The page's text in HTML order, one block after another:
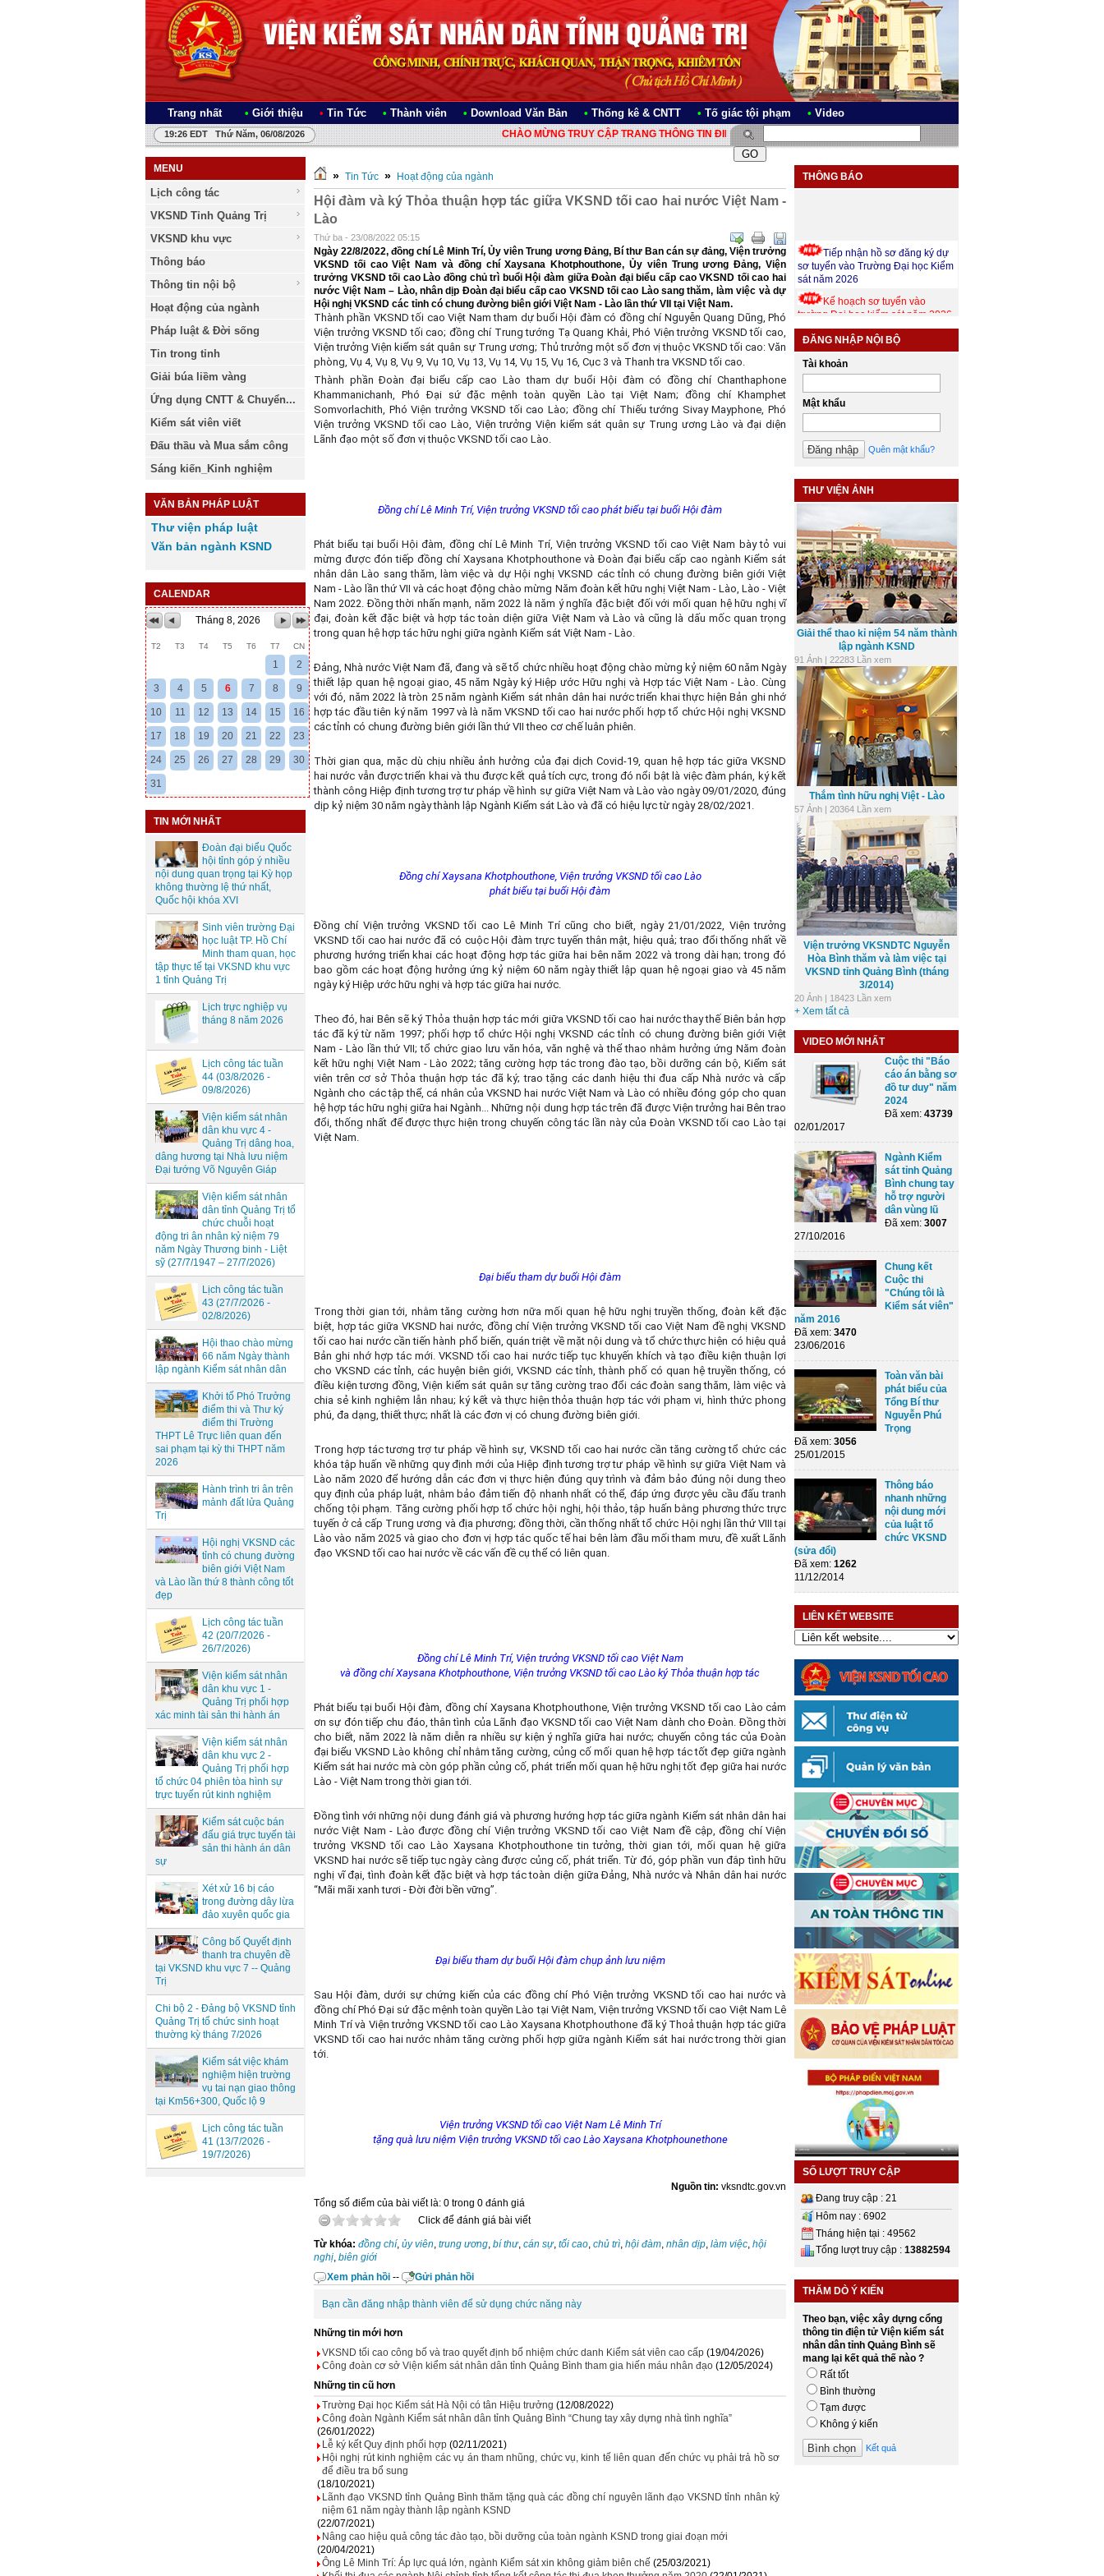
Trang nhất • Giới thiệu • Tin Tức • Thành viên • Download Văn Bản • Thống kê & CNTT • Tố giác tội phạm • Video
19:26 EDT Thứ Năm, 06/08/2026 CHÀO MỪNG TRUY CẬP TRANG THÔNG TIN ĐIỆN TỬ VIỆN KIỂM SÁT NHÂN DÂN TỈNH QUẢNG TRỊ
MENU
Lịch công tác
VKSND Tỉnh Quảng Trị
VKSND khu vực
Thông báo
Thông tin nội bộ
Hoạt động của ngành
Pháp luật & Đời sống
Tin trong tỉnh
Giải búa liềm vàng
Ứng dụng CNTT & Chuyển...
Kiểm sát viên viết
Đấu thầu và Mua sắm công
Sáng kiến_Kinh nghiệm
VĂN BẢN PHÁP LUẬT
Thư viện pháp luật
Văn bản ngành KSND
CALENDAR
Tháng 8, 2026
T2 T3 T4 T5 T6 T7 CN
1 2
3 4 5 6 7 8 9
10 11 12 13 14 15 16
17 18 19 20 21 22 23
24 25 26 27 28 29 30
31
TIN MỚI NHẤT
Đoàn đại biểu Quốc
hội tỉnh góp ý nhiều
nội dung quan trọng tại Kỳ họp
không thường lệ thứ nhất,
Quốc hội khóa XVI
Sinh viên trường Đại
học luật TP. Hồ Chí
Minh tham quan, học
tập thực tế tại VKSND khu vực
1 tỉnh Quảng Trị
Lịch trực nghiệp vụ
tháng 8 năm 2026
Lịch công tác tuần
44 (03/8/2026 -
09/8/2026)
Viện kiểm sát nhân
dân khu vực 4 -
Quảng Trị dâng hoa,
dâng hương tại Nhà lưu niệm
Đại tướng Võ Nguyên Giáp
Viện kiểm sát nhân
dân tỉnh Quảng Trị tổ
chức chuỗi hoạt
động tri ân nhân kỷ niệm 79
năm Ngày Thương binh - Liệt
sỹ (27/7/1947 – 27/7/2026)
Lịch công tác tuần
43 (27/7/2026 -
02/8/2026)
Hội thao chào mừng
66 năm Ngày thành
lập ngành Kiểm sát nhân dân
Khởi tố Phó Trưởng
điểm thi và Thư ký
điểm thi Trường
THPT Lê Trực liên quan đến
sai phạm tại kỳ thi THPT năm
2026
Hành trình tri ân trên
mảnh đất lửa Quảng
Trị
Hội nghị VKSND các
tỉnh có chung đường
biên giới Việt Nam
và Lào lần thứ 8 thành công tốt
đẹp
Lịch công tác tuần
42 (20/7/2026 -
26/7/2026)
Viện kiểm sát nhân
dân khu vực 1 -
Quảng Trị phối hợp
xác minh tài sản thi hành án
Viện kiểm sát nhân
dân khu vực 2 -
Quảng Trị phối hợp
tổ chức 04 phiên tòa hình sự
trực tuyến rút kinh nghiệm
Kiểm sát cuộc bán
đấu giá trực tuyến tài
sản thi hành án dân
sự
Xét xử 16 bị cáo
trong đường dây lừa
đảo xuyên quốc gia
Công bố Quyết định
thanh tra chuyên đề
tại VKSND khu vực 7 -- Quảng
Trị
Chi bộ 2 - Đảng bộ VKSND tỉnh
Quảng Trị tổ chức sinh hoạt
thường kỳ tháng 7/2026
Kiểm sát việc khám
nghiệm hiện trường
vụ tai nạn giao thông
tại Km56+300, Quốc lộ 9
Lịch công tác tuần
41 (13/7/2026 -
19/7/2026)
» Tin Tức » Hoạt động của ngành
Hội đàm và ký Thỏa thuận hợp tác giữa VKSND tối cao hai nước Việt Nam -
Lào
Thứ ba - 23/08/2022 05:15
Ngày 22/8/2022, đồng chí Lê Minh Trí, Ủy viên Trung ương Đảng, Bí thư Ban cán sự đảng, Viện trưởng
VKSND tối cao Việt Nam và đồng chí Xaysana Khotphouthone, Ủy viên Trung ương Đảng, Viện
trưởng VKSND tối cao Lào đồng chủ trì buổi Hội đàm giữa Đoàn đại biểu cấp cao VKSND tối cao hai
nước Việt Nam – Lào, nhân dịp Đoàn đại biểu cấp cao VKSND tối cao Lào sang thăm, làm việc và dự
Hội nghị VKSND các tỉnh có chung đường biên giới Việt Nam - Lào lần thứ VII tại Việt Nam.
Thành phần VKSND tối cao Việt Nam tham dự buổi Hội đàm có đồng chí Nguyễn Quang Dũng, Phó
Viện trưởng VKSND tối cao; đồng chí Trung tướng Tạ Quang Khải, Phó Viện trưởng VKSND tối cao,
Viện trưởng Viện kiểm sát quân sự Trung ương; Thủ trưởng một số đơn vị thuộc VKSND tối cao: Văn
phòng, Vụ 4, Vụ 8, Vụ 9, Vụ 10, Vụ 13, Vụ 14, Vụ 15, Vụ 16, Cục 3 và Thanh tra VKSND tối cao.
Thành phần Đoàn đại biểu cấp cao Lào tham dự buổi Hội đàm có đồng chí Chanthaphone
Khammanichanh, Phó Đại sứ đặc mệnh toàn quyền Lào tại Việt Nam; đồng chí Khamphet
Somvorlachith, Phó Viện trưởng VKSND tối cao Lào; đồng chí Thiếu tướng Sivay Mayphone, Phó
Viện trưởng VKSND tối cao Lào, Viện trưởng Viện kiểm sát quân sự Trung ương Lào và đại diện
Lãnh đạo một số đơn vị thuộc VKSND tối cao Lào.
Đồng chí Lê Minh Trí, Viện trưởng VKSND tối cao phát biểu tại buổi Hội đàm
Phát biểu tại buổi Hội đàm, đồng chí Lê Minh Trí, Viện trưởng VKSND tối cao Việt Nam bày tỏ vui
mừng được đón tiếp đồng chí Xaysana Khotphouthone và Đoàn đại biểu cấp cao ngành Kiểm sát
nhân dân Lào sang thăm, làm việc và dự Hội nghị VKSND các tỉnh có chung đường biên giới Việt
Nam - Lào lần thứ VII và các hoạt động chào mừng Năm đoàn kết hữu nghị Việt Nam - Lào, Lào - Việt
Nam 2022. Đồng thời nhấn mạnh, năm 2022 là năm ý nghĩa đặc biệt đối với mối quan hệ hữu nghị vĩ
đại, đoàn kết đặc biệt và hợp tác toàn diện giữa Việt Nam và Lào và cũng là dấu mốc quan trọng
trong quan hệ hợp tác hữu nghị giữa ngành Kiểm sát Việt Nam - Lào.
Đảng, Nhà nước Việt Nam đã, đang và sẽ tổ chức nhiều hoạt động chào mừng kỷ niệm 60 năm Ngày
thiết lập quan hệ ngoại giao, 45 năm Ngày ký Hiệp ước Hữu nghị và Hợp tác Việt Nam - Lào. Cùng
với đó, năm 2022 là tròn 25 năm ngành Kiểm sát nhân dân hai nước triển khai thực hiện Bản ghi nhớ
hợp tác đầu tiên ký năm 1997 và là năm VKSND tối cao hai nước phối hợp tổ chức Hội nghị VKSND
các tỉnh có chung đường biên giới lần thứ VII theo cơ chế luân phiên.
Thời gian qua, mặc dù chịu nhiều ảnh hưởng của đại dịch Covid-19, quan hệ hợp tác giữa VKSND
hai nước vẫn được triển khai và thu được kết quả tích cực, trong đó nổi bật là việc đàm phán, ký kết
thành công Hiệp định tương trợ tư pháp về hình sự giữa Việt Nam và Lào vào ngày 09/01/2020, đúng
dịp kỷ niệm 30 năm ngày thành lập Ngành Kiểm sát Lào và đã có hiệu lực từ ngày 28/02/2021.
Đồng chí Xaysana Khotphouthone, Viện trưởng VKSND tối cao Lào
phát biểu tại buổi Hội đàm
Đồng chí Viện trưởng VKSND tối cao Lê Minh Trí cũng cho biết, ngày 21/01/2022, Viện trưởng
VKSND tối cao hai nước đã có cuộc Hội đàm trực tuyến thân mật, hiệu quả; trao đổi thống nhất về
phương hướng triển khai các hoạt động hợp tác giữa hai bên năm 2022 và trong dài hạn; trong đó
bao gồm các hoạt động hưởng ứng kỷ niệm 60 năm ngày thiết lập quan hệ ngoại giao và 45 năm
ngày ký Hiệp ước hữu nghị và hợp tác giữa hai nước.
Theo đó, hai Bên sẽ ký Thỏa thuận hợp tác mới giữa VKSND tối cao hai nước thay thế Biên bản hợp
tác đã ký từ năm 1997; phối hợp tổ chức Hội nghị VKSND các tỉnh có chung đường biên giới Việt
Nam - Lào lần thứ VII; tổ chức giao lưu văn hóa, văn nghệ và thể thao nhằm hưởng ứng Năm đoàn
kết hữu nghị Việt Nam - Lào 2022; tăng cường hợp tác trong đào tạo, bồi dưỡng cán bộ, Kiểm sát
viên trên cơ sở Thỏa thuận hợp tác đã ký; trao tặng các danh hiệu thi đua cấp Nhà nước và cấp
Ngành cho các tập thể, cá nhân của VKSND hai nước Việt Nam và Lào có nhiều đóng góp cho quan
hệ hợp tác hữu nghị giữa hai Ngành... Những nội dung hợp tác trên đã được Viện trưởng hai Bên trao
đổi, thống nhất để được thực hiện trong chuyến công tác lần này của Đoàn VKSND tối cao Lào tại
Việt Nam.
Đại biểu tham dự buổi Hội đàm
Trong thời gian tới, nhằm tăng cường hơn nữa mối quan hệ hữu nghị truyền thống, đoàn kết đặc
biệt, hợp tác giữa VKSND hai nước, đồng chí Viện trưởng VKSND tối cao Việt Nam đề nghị VKSND
tối cao hai nước cần tiến hành phổ biến, quán triệt về mặt nội dung và tổ chức thực hiện có hiệu quả
Bản ghi nhớ hợp tác mới. VKSND tối cao hai nước tiếp tục khuyến khích và tạo điều kiện thuận lợi
cho VKSND các tỉnh, các huyện biên giới, VKSND các tỉnh, thành phố có quan hệ truyền thống, có
điều kiện tương đồng, Viện kiểm sát quân sự tăng cường trao đổi các đoàn sang thăm, làm việc và
chia sẻ kinh nghiệm lẫn nhau; ký kết và thực hiện thỏa thuận hợp tác với phạm vi, hình thức phong
phú, đa dạng, thiết thực; nhất là các đơn vị có chung đường biên giới.
Trong hợp tác tương trợ tư pháp về hình sự, VKSND tối cao hai nước cần tăng cường tổ chức các
khóa tập huấn về những quy định mới của Hiệp định tương trợ tư pháp về hình sự giữa Việt Nam và
Lào năm 2020 để hướng dẫn các đơn vị thực hiện đúng quy trình và đảm bảo đúng nội dung theo
quy định của pháp luật, nhằm bảo đảm tiến độ nhanh nhất có thể, đáp ứng được yêu cầu đấu tranh
chống tội phạm. Tăng cường phối hợp tổ chức hội nghị, hội thảo, tập huấn bằng phương thức trực
tuyến ở cả cấp Trung ương và địa phương; đồng thời, cần thống nhất tổ chức Hội nghị lần thứ VIII tại
Lào vào năm 2025 và giao cho đơn vị hợp tác quốc tế hai bên làm đầu mối tham mưu, đề xuất Lãnh
đạo VKSND tối cao hai nước về các vấn đề cụ thể có liên quan.
Đồng chí Lê Minh Trí, Viện trưởng VKSND tối cao Việt Nam
và đồng chí Xaysana Khotphouthone, Viện trưởng VKSND tối cao Lào ký Thỏa thuận hợp tác
Phát biểu tại buổi Hội đàm, đồng chí Xaysana Khotphouthone, Viện trưởng VKSND tối cao Lào cảm
ơn sự đón tiếp chu đáo, thân tình của Lãnh đạo VKSND tối cao Việt Nam dành cho Đoàn. Đồng thời
cho biết, năm 2022 là năm diễn ra nhiều sự kiện ý nghĩa giữa hai nước; chuyến công tác của Đoàn
đại biểu VKSND Lào không chỉ nhằm tăng cường, củng cố mối quan hệ hợp tác tốt đẹp giữa ngành
Kiểm sát hai nước mà còn góp phần củng cố, phát triển mối quan hệ hữu nghị tốt đẹp giữa hai nước
Lào - Việt Nam trong thời gian tới.
Đồng tình với những nội dung đánh giá và phương hướng hợp tác giữa ngành Kiểm sát nhân dân hai
nước Việt Nam - Lào được đồng chí Viện trưởng VKSND tối cao Việt Nam đề cập, đồng chí Viện
trưởng VKSND tối cao Lào Xaysana Khotphouthone tin tưởng, thời gian tới, mối quan hệ giữa
VKSND hai nước sẽ tiếp tục ngày càng được củng cố, phát triển. Từ đó, góp phần vun đắp tình hữu
nghị vĩ đại, tình đoàn kết đặc biệt và hợp tác toàn diện giữa Đảng, Nhà nước và Nhân dân hai nước
“Mãi mãi xanh tươi - Đời đời bền vững”.
Đại biểu tham dự buổi Hội đàm chụp ảnh lưu niệm
Sau Hội đàm, dưới sự chứng kiến của các đồng chí Phó Viện trưởng VKSND tối cao hai nước và
đồng chí Phó Đại sứ đặc mệnh toàn quyền Lào tại Việt Nam, Viện trưởng VKSND tối cao Việt Nam Lê
Minh Trí và Viện trưởng VKSND tối cao Lào Xaysana Khotphouthone đã ký Thoả thuận hợp tác giữa
VKSND tối cao hai nước nhằm tăng cường phối hợp giữa ngành Kiểm sát hai nước trong thời gian
tới.
Viện trưởng VKSND tối cao Việt Nam Lê Minh Trí
tặng quà lưu niệm Viện trưởng VKSND tối cao Lào Xaysana Khotphounethone
Nguồn tin: vksndtc.gov.vn
Tổng số điểm của bài viết là: 0 trong 0 đánh giá
Click để đánh giá bài viết
Từ khóa: đồng chí, ủy viên, trung ương, bí thư, cán sự, tối cao, chủ trì, hội đàm, nhân dịp, làm việc, hội
nghị, biên giới
Xem phản hồi -- Gửi phản hồi
Bạn cần đăng nhập thành viên để sử dụng chức năng này
Những tin mới hơn
VKSND tối cao công bố và trao quyết định bổ nhiệm chức danh Kiểm sát viên cao cấp (19/04/2026)
Công đoàn cơ sở Viện kiểm sát nhân dân tỉnh Quảng Bình tham gia hiến máu nhân đạo (12/05/2024)
Những tin cũ hơn
Trường Đại học Kiểm sát Hà Nội có tân Hiệu trưởng (12/08/2022)
Công đoàn Ngành Kiểm sát nhân dân tỉnh Quảng Bình “Chung tay xây dựng nhà tình nghĩa”
(26/01/2022)
Lễ ký kết Quy định phối hợp (02/11/2021)
Hội nghị rút kinh nghiệm các vụ án tham nhũng, chức vụ, kinh tế liên quan đến chức vụ phải trả hồ sơ
để điều tra bổ sung
(18/10/2021)
Lãnh đạo VKSND tỉnh Quảng Bình thăm tặng quà các đồng chí nguyên lãnh đạo VKSND tỉnh nhân kỷ
niệm 61 năm ngày thành lập ngành KSND
(22/07/2021)
Nâng cao hiệu quả công tác đào tạo, bồi dưỡng của toàn ngành KSND trong giai đoạn mới
(20/04/2021)
Ông Lê Minh Trí: Áp lực quá lớn, ngành Kiểm sát xin không giảm biên chế (25/03/2021)
THÔNG BÁO
Tiếp nhận hồ sơ đăng ký dự
sơ tuyển vào Trường Đại học Kiểm
sát năm 2026
Kế hoạch sơ tuyển vào
trường Đại học kiểm sát năm 2026
Thông báo về việc tuyển
dụng công chức nghiệp vụ kiểm
sát ngành Kiểm sát nhân dân năm
2025
ĐĂNG NHẬP NỘI BỘ
Tài khoản
Mật khẩu
Quên mật khẩu?
THƯ VIỆN ẢNH
Giải thể thao kỉ niệm 54 năm thành
lập ngành KSND
91 Ảnh | 22283 Lần xem
Thắm tình hữu nghị Việt - Lào
57 Ảnh | 20364 Lần xem
Viện trưởng VKSNDTC Nguyễn
Hòa Bình thăm và làm việc tại
VKSND tỉnh Quảng Bình (tháng
3/2014)
20 Ảnh | 18423 Lần xem
+ Xem tất cả
VIDEO MỚI NHẤT
Cuộc thi "Báo
cáo án bằng sơ
đồ tư duy" năm
2024
Đã xem: 43739
02/01/2017
Ngành Kiểm
sát tỉnh Quảng
Bình chung tay
hỗ trợ người
dân vùng lũ
Đã xem: 3007
27/10/2016
Chung kết
Cuộc thi
"Chúng tôi là
Kiểm sát viên"
năm 2016
Đã xem: 3470
23/06/2016
Toàn văn bài
phát biểu của
Tổng Bí thư
Nguyễn Phú
Trọng
Đã xem: 3056
25/01/2015
Thông báo
nhanh những
nội dung mới
của luật tổ
chức VKSND
(sửa đổi)
Đã xem: 1262
11/12/2014
LIÊN KẾT WEBSITE
SỐ LƯỢT TRUY CẬP
Đang truy cập : 21
Hôm nay : 6902
Tháng hiện tại : 49562
Tổng lượt truy cập : 13882594
THĂM DÒ Ý KIẾN
Theo bạn, việc xây dựng cổng
thông tin điện tử Viện kiểm sát
nhân dân tỉnh Quảng Bình sẽ
mang lại kết quả thế nào ?
Rất tốt
Bình thường
Tạm được
Không ý kiến
Kết quả